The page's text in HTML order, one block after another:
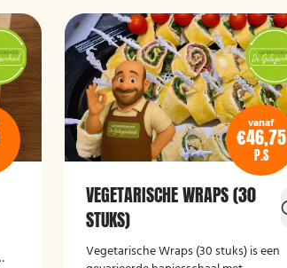
vanaf
€46,75
P.S
VEGETARISCHE WRAPS (30
STUKS)
Vegetarische Wraps (30 stuks)is een